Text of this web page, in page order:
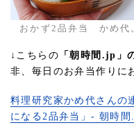
おかず2品弁当 かめ代
↓こちらの 「朝時間.jp」
非、毎日のお弁当作りに
料理研究家かめ代さんの
になる2品弁当」- 朝時